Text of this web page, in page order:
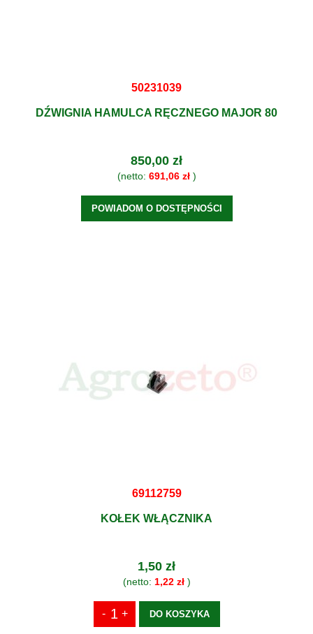
50231039
DŹWIGNIA HAMULCA RĘCZNEGO MAJOR 80
850,00 zł
(netto: 691,06 zł)
POWIADOM O DOSTĘPNOŚCI
69112759
KOŁEK WŁĄCZNIKA
1,50 zł
(netto: 1,22 zł)
DO KOSZYKA